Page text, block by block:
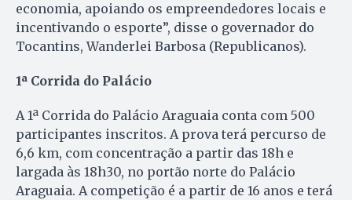
economia, apoiando os empreendedores locais e
incentivando o esporte”, disse o governador do
Tocantins, Wanderlei Barbosa (Republicanos).
1ª Corrida do Palácio
A 1ª Corrida do Palácio Araguaia conta com 500
participantes inscritos. A prova terá percurso de
6,6 km, com concentração a partir das 18h e
largada às 18h30, no portão norte do Palácio
Araguaia. A competição é a partir de 16 anos e terá